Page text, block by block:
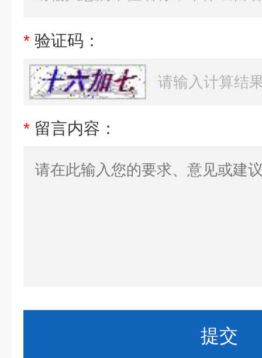
* 验证码：
* 留言内容：